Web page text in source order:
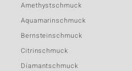
Amethystschmuck
Aquamarinschmuck
Bernsteinschmuck
Citrinschmuck
Diamantschmuck